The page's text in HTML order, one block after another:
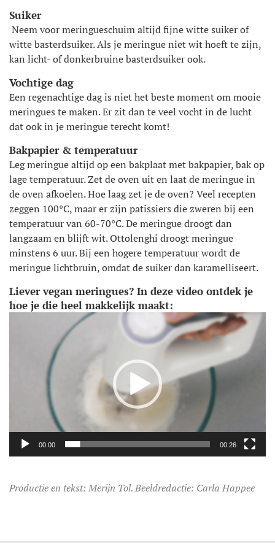
Suiker
Neem voor meringueschuim altijd fijne witte suiker of
witte basterdsuiker. Als je meringue niet wit hoeft te zijn,
kan licht- of donkerbruine basterdsuiker ook.
Vochtige dag
Een regenachtige dag is niet het beste moment om mooie
meringues te maken. Er zit dan te veel vocht in de lucht
dat ook in je meringue terecht komt!
Bakpapier & temperatuur
Leg meringue altijd op een bakplaat met bakpapier, bak op
lage temperatuur. Zet de oven uit en laat de meringue in
de oven afkoelen. Hoe laag zet je de oven? Veel recepten
zeggen 100°C, maar er zijn patissiers die zweren bij een
temperatuur van 60-70°C. De meringue droogt dan
langzaam en blijft wit. Ottolenghi droogt meringue
minstens 6 uur. Bij een hogere temperatuur wordt de
meringue lichtbruin, omdat de suiker dan karamelliseert.
Liever vegan meringues? In deze video ontdek je
hoe je die heel makkelijk maakt:
00:00 00:26
Productie en tekst: Merijn Tol. Beeldredactie: Carla Happee